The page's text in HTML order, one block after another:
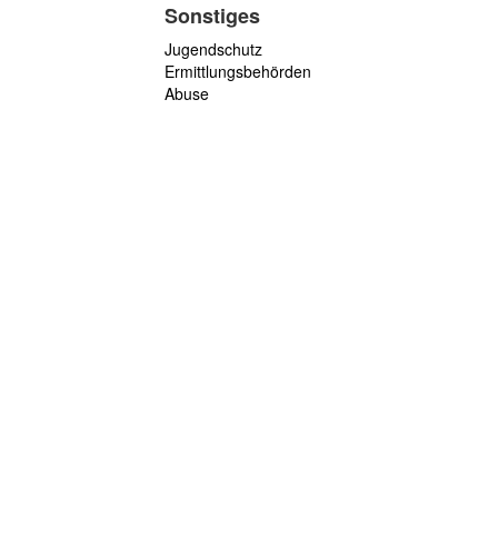
Sonstiges
Jugendschutz
Ermittlungsbehörden
Abuse